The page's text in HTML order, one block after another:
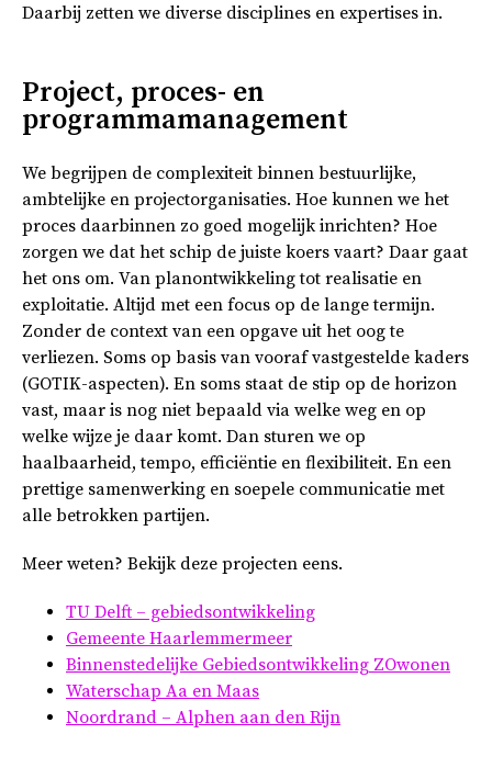
Daarbij zetten we diverse disciplines en expertises in.
Project, proces- en
programmamanagement
We begrijpen de complexiteit binnen bestuurlijke,
ambtelijke en projectorganisaties. Hoe kunnen we het
proces daarbinnen zo goed mogelijk inrichten? Hoe
zorgen we dat het schip de juiste koers vaart? Daar gaat
het ons om. Van planontwikkeling tot realisatie en
exploitatie. Altijd met een focus op de lange termijn.
Zonder de context van een opgave uit het oog te
verliezen. Soms op basis van vooraf vastgestelde kaders
(GOTIK-aspecten). En soms staat de stip op de horizon
vast, maar is nog niet bepaald via welke weg en op
welke wijze je daar komt. Dan sturen we op
haalbaarheid, tempo, efficiëntie en flexibiliteit. En een
prettige samenwerking en soepele communicatie met
alle betrokken partijen.
Meer weten? Bekijk deze projecten eens.
TU Delft – gebiedsontwikkeling
Gemeente Haarlemmermeer
Binnenstedelijke Gebiedsontwikkeling ZOwonen
Waterschap Aa en Maas
Noordrand – Alphen aan den Rijn